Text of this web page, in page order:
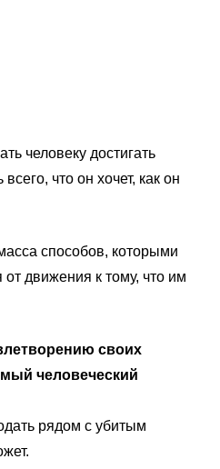
человеку достигать
что он хочет, как он
способов, которыми
движения к тому, что им
своих
человеческий
рядом с убитым